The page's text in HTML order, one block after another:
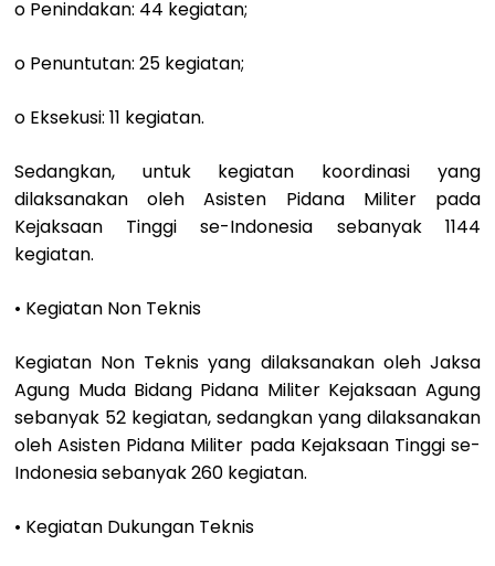
o Penindakan: 44 kegiatan;
o Penuntutan: 25 kegiatan;
o Eksekusi: 11 kegiatan.
Sedangkan, untuk kegiatan koordinasi yang
dilaksanakan oleh Asisten Pidana Militer pada
Kejaksaan Tinggi se-Indonesia sebanyak 1144
kegiatan.
• Kegiatan Non Teknis
Kegiatan Non Teknis yang dilaksanakan oleh Jaksa
Agung Muda Bidang Pidana Militer Kejaksaan Agung
sebanyak 52 kegiatan, sedangkan yang dilaksanakan
oleh Asisten Pidana Militer pada Kejaksaan Tinggi se-
Indonesia sebanyak 260 kegiatan.
• Kegiatan Dukungan Teknis